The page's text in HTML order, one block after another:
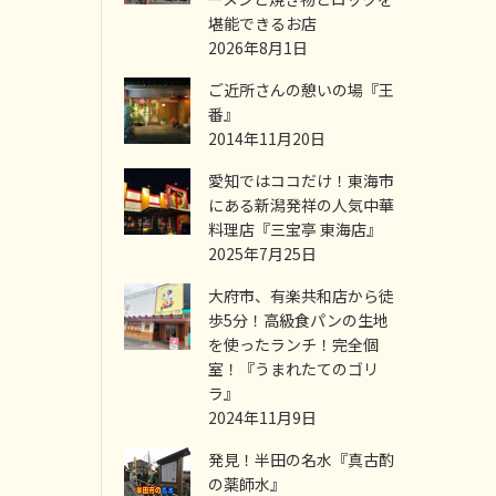
堪能できるお店
2026年8月1日
ご近所さんの憩いの場『王
番』
2014年11月20日
愛知ではココだけ！東海市
にある新潟発祥の人気中華
料理店『三宝亭 東海店』
2025年7月25日
大府市、有楽共和店から徒
歩5分！高級食パンの生地
を使ったランチ！完全個
室！『うまれたてのゴリ
ラ』
2024年11月9日
発見！半田の名水『真古酌
の薬師水』